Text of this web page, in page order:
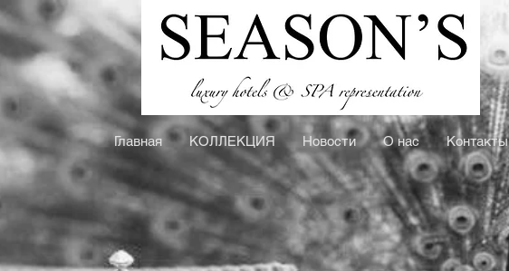
Главная КOЛЛЕКЦИЯ Новости О нас Контакты